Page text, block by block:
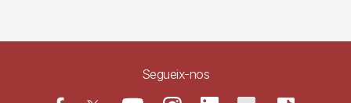
Segueix-nos